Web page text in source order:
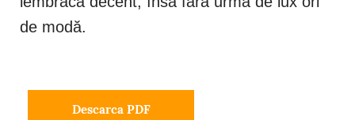
de modă.
Descarca PDF